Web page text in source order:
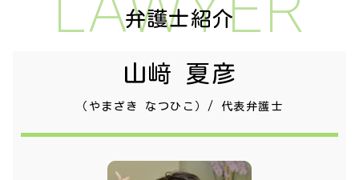
弁護士紹介
山﨑 夏彦
（やまざき なつひこ）/ 代表弁護士